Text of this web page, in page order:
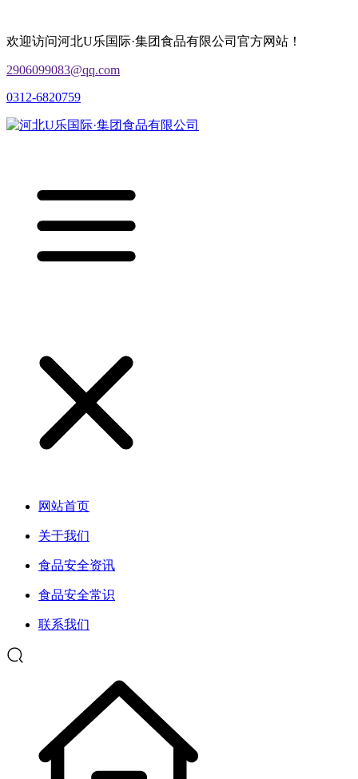
欢迎访问河北U乐国际·集团食品有限公司官方网站！
2906099083@qq.com
0312-6820759
网站首页
关于我们
食品安全资讯
食品安全常识
联系我们